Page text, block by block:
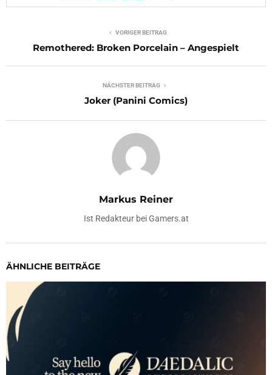
VORIGER BEITRAG
Remothered: Broken Porcelain – Angespielt
NÄCHSTER BEITRAG
Joker (Panini Comics)
Markus Reiner
Ist Redakteur bei Gamers.at
ÄHNLICHE BEITRÄGE